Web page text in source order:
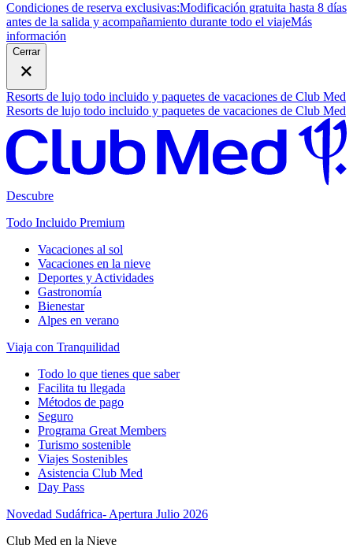
Condiciones de reserva exclusivas:Modificación gratuita hasta 8 días
antes de la salida y acompañamiento durante todo el viajeMás
información
Cerrar
Resorts de lujo todo incluido y paquetes de vacaciones de Club Med
Resorts de lujo todo incluido y paquetes de vacaciones de Club Med
Descubre
Todo Incluido Premium
Vacaciones al sol
Vacaciones en la nieve
Deportes y Actividades
Gastronomía
Bienestar
Alpes en verano
Viaja con Tranquilidad
Todo lo que tienes que saber
Facilita tu llegada
Métodos de pago
Seguro
Programa Great Members
Turismo sostenible
Viajes Sostenibles
Asistencia Club Med
Day Pass
Novedad Sudáfrica- Apertura Julio 2026
Club Med en la Nieve